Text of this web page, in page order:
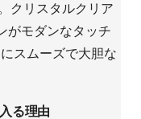
クリスタルクリア
がモダンなタッチ
スムーズで大胆な
る理由